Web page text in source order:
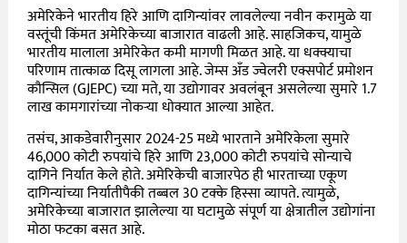
अमेरिकेने भारतीय हिरे आणि दागिन्यांवर लावलेल्या नवीन करामुळे या
वस्तूंची किंमत अमेरिकेच्या बाजारात वाढली आहे. साहजिकच, यामुळे
भारतीय मालाला अमेरिकेत कमी मागणी मिळत आहे. या धक्क्याचा
परिणाम तात्काळ दिसू लागला आहे. जेम्स अँड ज्वेलरी एक्सपोर्ट प्रमोशन
कौन्सिल (GJEPC) च्या मते, या उद्योगावर अवलंबून असलेल्या सुमारे 1.7
लाख कामगारांच्या नोकऱ्या धोक्यात आल्या आहेत.
तसंच, आकडेवारीनुसार 2024-25 मध्ये भारताने अमेरिकेला सुमारे
46,000 कोटी रुपयांचे हिरे आणि 23,000 कोटी रुपयांचे सोन्याचे
दागिने निर्यात केले होते. अमेरिकेची बाजारपेठ ही भारताच्या एकूण
दागिन्यांच्या निर्यातीपैकी तब्बल 30 टक्के हिस्सा व्यापते. त्यामुळे,
अमेरिकेच्या बाजारात झालेल्या या घटामुळे संपूर्ण या क्षेत्रातील उद्योगांना
मोठा फटका बसत आहे.